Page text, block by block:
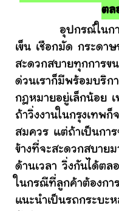
ตล
อุปกรณ์ในการขน
เข็น เชือกมัด กระดา
สะดวกสบายทุกการข
ด่วนเราก็มีพร้อมบริก
กฎหมายอยู่เล็กน้อย เ
ถ้าวิ่งงานในกรุงเทพก็
สมควร แต่ถ้าเป็นกา
ข้างที่จะสะดวกสบาย
ด้านเวลา วิ่งกันได้ตล
ในกรณีที่ลูกค้าต้องกา
แนะนำเป็นรถกระบะ